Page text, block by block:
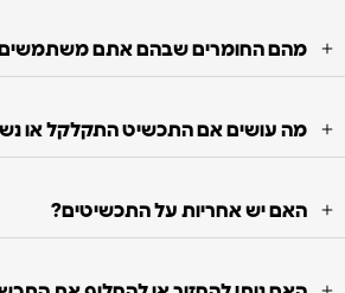
מהם החומרים שבהם אתם
מה עושים אם התכשיט התקלקל או
האם יש אחריות על התכשיטים?